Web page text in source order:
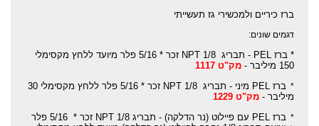
ברז כיריים ולמכשירי גז תעשייתי
דגמים שונים:
* ברז PEL - תבריג 1/8 NPT זכר * 5/16 פלר מיועד ללחץ מקסימלי
150 מיליבר -
מק"ט 1117
*
ברז PEL מיני - תבריג 1/8 NPT זכר * 5/16 פלר ללחץ מקסימלי 30
מיליבר - מק"ט 1229
*
ברז PEL עם פיילוט (נר הדלקה) - תבריג 1/8 NPT זכר * 5/16 פלר